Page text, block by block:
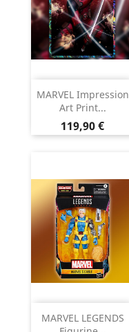
MARVEL Impression
Art Print...
Prix
119,90 €
MARVEL LEGENDS